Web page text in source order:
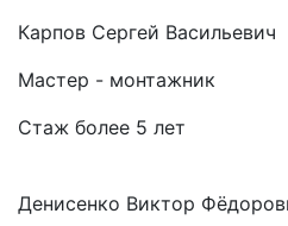
Карпов Сергей Васильевич
Мастер - монтажник
Стаж более 5 лет
Денисенко Виктор